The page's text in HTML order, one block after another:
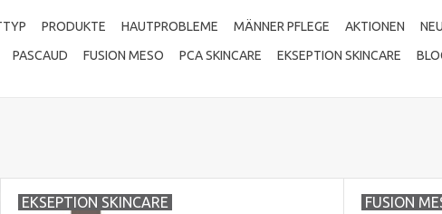
PRODUKTE HAUTPROBLEME MÄNNER PFLEGE AKTIONEN
PASCAUD FUSION MESO PCA SKINCARE EKSEPTION SKINCARE
EKSEPTION SKINCARE FUSION